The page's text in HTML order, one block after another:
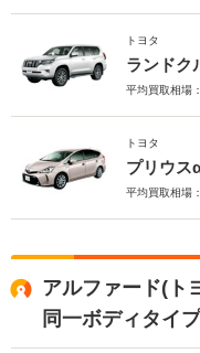
トヨタ
ランドク
平均買取相場：
トヨタ
プリウス
平均買取相場：
アルファード(ト
同一ボディタイ